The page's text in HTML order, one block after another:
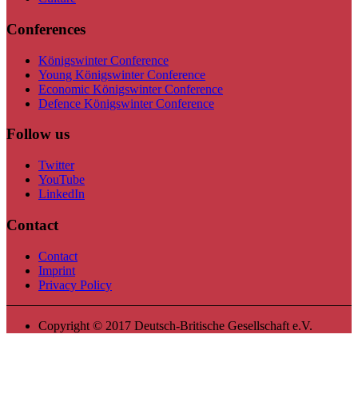
Conferences
Königswinter Conference
Young Königswinter Conference
Economic Königswinter Conference
Defence Königswinter Conference
Follow us
Twitter
YouTube
LinkedIn
Contact
Contact
Imprint
Privacy Policy
Copyright © 2017 Deutsch-Britische Gesellschaft e.V.